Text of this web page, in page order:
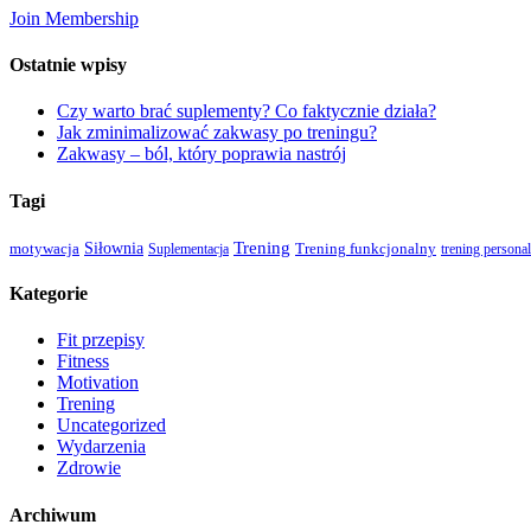
Join Membership
Ostatnie wpisy
Czy warto brać suplementy? Co faktycznie działa?
Jak zminimalizować zakwasy po treningu?
Zakwasy – ból, który poprawia nastrój
Tagi
motywacja Siłownia Suplementacja Trening Trening funkcjonalny trening
Kategorie
Fit przepisy
Fitness
Motivation
Trening
Uncategorized
Wydarzenia
Zdrowie
Archiwum